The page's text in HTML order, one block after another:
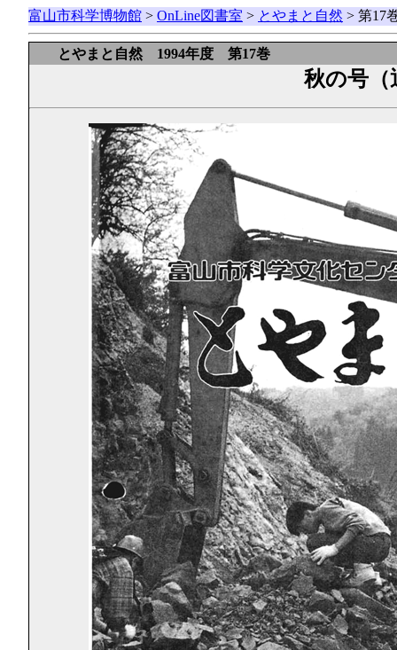
富山市科学博物館 > OnLine図書室 > とやまと自然 > 第17
とやまと自然 1994年度 第17巻
秋の号